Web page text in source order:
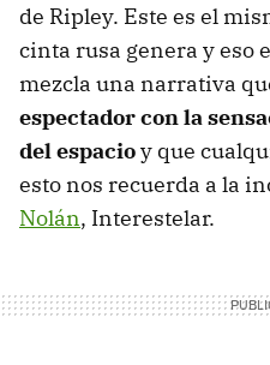
de Ripley. Este es el
cinta rusa genera y eso
mezcla una narrativa
espectador con la
del espacioy que
esto nos recuerda a la
Nolán, Interestelar.